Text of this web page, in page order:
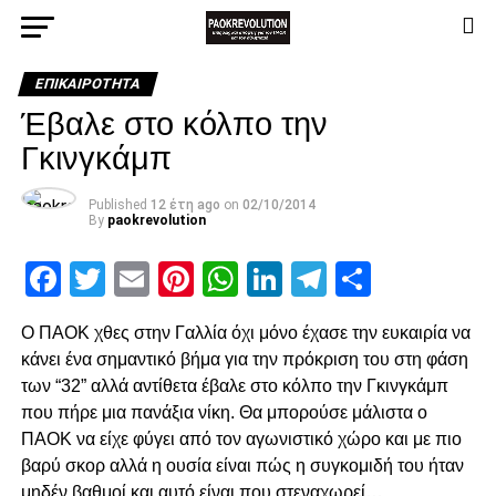
ΕΠΙΚΑΙΡΌΤΗΤΑ
Έβαλε στο κόλπο την
Γκινγκάμπ
Published 12 έτη ago on 02/10/2014
By paokrevolution
Facebook
Twitter
EmailPinterest
WhatsApp
LinkedIn
Telegram
Ο ΠΑΟΚ χθες στην Γαλλία όχι μόνο έχασε την ευκαιρία να
κάνει ένα σημαντικό βήμα για την πρόκριση του στη φάση
των “32” αλλά αντίθετα έβαλε στο κόλπο την Γκινγκάμπ
που πήρε μια πανάξια νίκη. Θα μπορούσε μάλιστα ο
ΠΑΟΚ να είχε φύγει από τον αγωνιστικό χώρο και με πιο
βαρύ σκορ αλλά η ουσία είναι πώς η συγκομιδή του ήταν
μηδέν βαθμοί και αυτό είναι που στεναχωρεί…